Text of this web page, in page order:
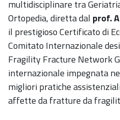
multidisciplinare tra
Ortopedia, diretta dal prof.
il prestigioso Certificato di
Comitato Internazionale
Fragility Fracture Network
internazionale impegnata
migliori pratiche
affette da fratture da